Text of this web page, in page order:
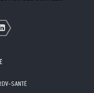
SANTÉ